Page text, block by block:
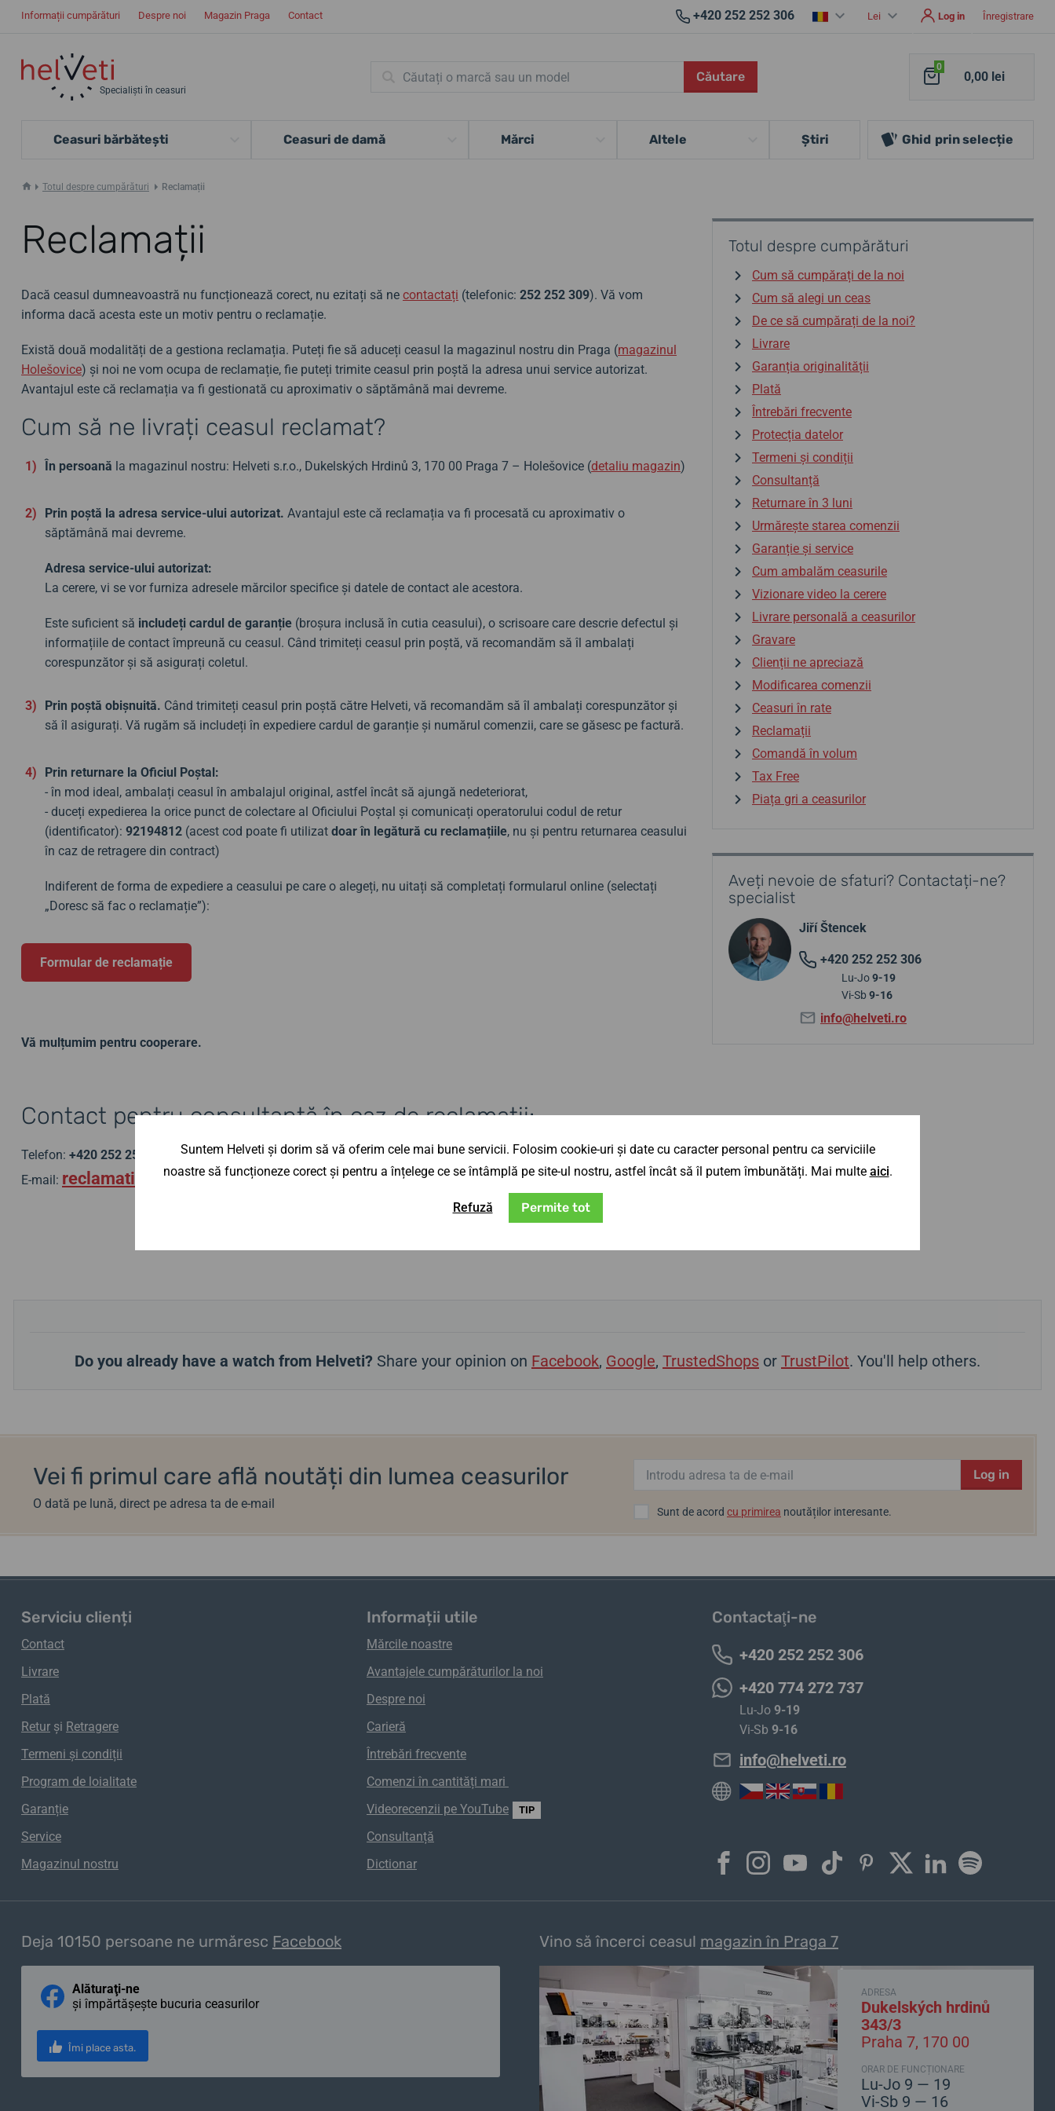
Informații cumpărături Despre noi Magazin Praga Contact +420 252 252 306 Lei Log in Înregistrare
Specialiști în ceasuri
Căutare
0
0,00 lei
Ceasuri bărbătești Ceasuri de damă Mărci Altele Ştiri Ghid prin selecție
Totul despre cumpărături Reclamații
Reclamații
Dacă ceasul dumneavoastră nu funcționează corect, nu ezitați să ne contactați (telefonic: 252 252 309). Vă vom
informa dacă acesta este un motiv pentru o reclamație.
Există două modalități de a gestiona reclamația. Puteți fie să aduceți ceasul la magazinul nostru din Praga (magazinul
Holešovice) și noi ne vom ocupa de reclamație, fie puteți trimite ceasul prin poștă la adresa unui service autorizat.
Avantajul este că reclamația va fi gestionată cu aproximativ o săptămână mai devreme.
Cum să ne livrați ceasul reclamat?
În persoană la magazinul nostru: Helveti s.r.o., Dukelských Hrdinů 3, 170 00 Praga 7 – Holešovice (detaliu magazin)
Prin poștă la adresa service-ului autorizat. Avantajul este că reclamația va fi procesată cu aproximativ o
săptămână mai devreme.
Adresa service-ului autorizat:
La cerere, vi se vor furniza adresele mărcilor specifice și datele de contact ale acestora.
Este suficient să includeți cardul de garanție (broșura inclusă în cutia ceasului), o scrisoare care descrie defectul și
informațiile de contact împreună cu ceasul. Când trimiteți ceasul prin poștă, vă recomandăm să îl ambalați
corespunzător și să asigurați coletul.
Prin poștă obișnuită. Când trimiteți ceasul prin poștă către Helveti, vă recomandăm să îl ambalați corespunzător și
să îl asigurați. Vă rugăm să includeți în expediere cardul de garanție și numărul comenzii, care se găsesc pe factură.
Prin returnare la Oficiul Poștal:
- în mod ideal, ambalați ceasul în ambalajul original, astfel încât să ajungă nedeteriorat,
- duceți expedierea la orice punct de colectare al Oficiului Poștal și comunicați operatorului codul de retur
(identificator): 92194812 (acest cod poate fi utilizat doar în legătură cu reclamațiile, nu și pentru returnarea ceasului
în caz de retragere din contract)
Indiferent de forma de expediere a ceasului pe care o alegeți, nu uitați să completați formularul online (selectați
„Doresc să fac o reclamație”):
Formular de reclamație
Vă mulțumim pentru cooperare.
Contact pentru consultanță în caz de reclamații:
Telefon: +420 252 252 309
E-mail: reclamatii@helveti.ro
Totul despre cumpărături
Cum să cumpărați de la noi
Cum să alegi un ceas
De ce să cumpărați de la noi?
Livrare
Garanția originalității
Plată
Întrebări frecvente
Protecția datelor
Termeni și condiții
Consultanță
Returnare în 3 luni
Urmărește starea comenzii
Garanție și service
Cum ambalăm ceasurile
Vizionare video la cerere
Livrare personală a ceasurilor
Gravare
Clienții ne apreciază
Modificarea comenzii
Ceasuri în rate
Reclamații
Comandă în volum
Tax Free
Piața gri a ceasurilor
Aveți nevoie de sfaturi? Contactați-ne?
specialist
Jiří Štencek
+420 252 252 306
Lu-Jo9-19
Vi-Sb 9-16
info@helveti.ro
Do you already have a watch from Helveti? Share your opinion on Facebook, Google, TrustedShops or TrustPilot. You'll help others.
Vei fi primul care află noutăți din lumea ceasurilor
O dată pe lună, direct pe adresa ta de e-mail
Log in
Sunt de acord cu primirea noutăților interesante.
Serviciu clienți
Contact
Livrare
Plată
Retur și Retragere
Termeni și condiții
Program de loialitate
Garanție
Service
Magazinul nostru
Informații utile
Mărcile noastre
Avantajele cumpărăturilor la noi
Despre noi
Carieră
Întrebări frecvente
Comenzi în cantități mari
Videorecenzii pe YouTube
TIP
Consultanță
Dictionar
Contactaţi-ne
+420 252 252 306
+420 774 272 737
Lu-Jo 9-19
Vi-Sb 9-16
info@helveti.ro
Deja 10150 persoane ne urmăresc Facebook
Alăturaţi-ne
și împărtășește bucuria ceasurilor
Îmi place asta.
Vino să încerci ceasul magazin în Praga 7
ADRESA
Dukelských hrdinů
343/3
Praha 7, 170 00
ORAR DE FUNCȚIONARE
Lu-Jo 9 — 19
Vi-Sb 9 — 16
Suntem Helveti și dorim să vă oferim cele mai bune servicii. Folosim cookie-uri și date cu caracter personal pentru ca serviciile
noastre să funcționeze corect și pentru a înțelege ce se întâmplă pe site-ul nostru, astfel încât să îl putem îmbunătăți. Mai multe aici.
Refuză Permite tot